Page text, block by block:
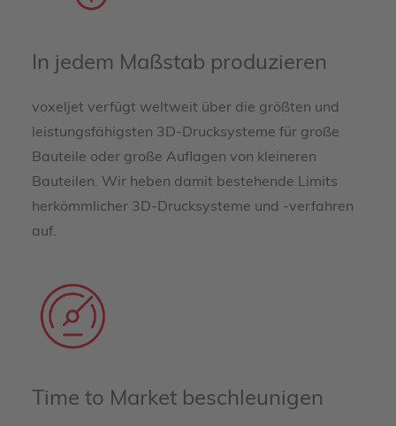
In jedem Maßstab produzieren
voxeljet verfügt weltweit über die größten und
leistungsfähigsten 3D-Drucksysteme für große
Bauteile oder große Auflagen von kleineren
Bauteilen. Wir heben damit bestehende Limits
herkömmlicher 3D-Drucksysteme und -verfahren
auf.
Time to Market beschleunigen